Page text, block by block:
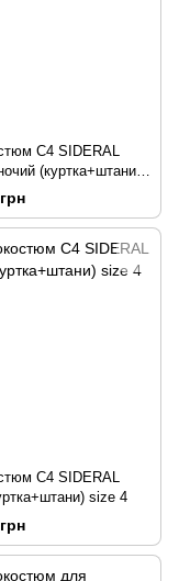
С4 SIDERAL
(куртка+штани)
C4 SIDERAL
size 4